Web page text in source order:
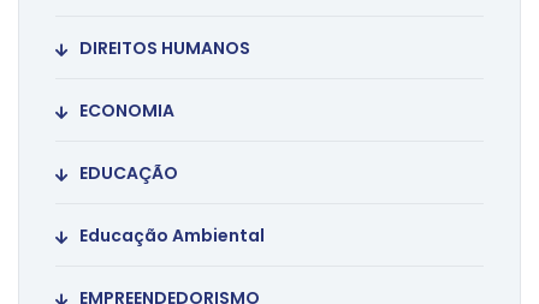
DIREITOS HUMANOS
ECONOMIA
EDUCAÇÃO
Educação Ambiental
EMPREENDEDORISMO